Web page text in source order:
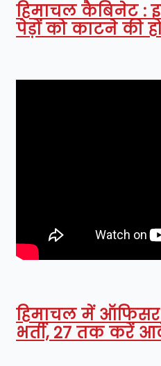
हिमाचल कैबिनेट :
पेड़ों को काटने की
हिमाचल में
भर्ती, 27 तक करें